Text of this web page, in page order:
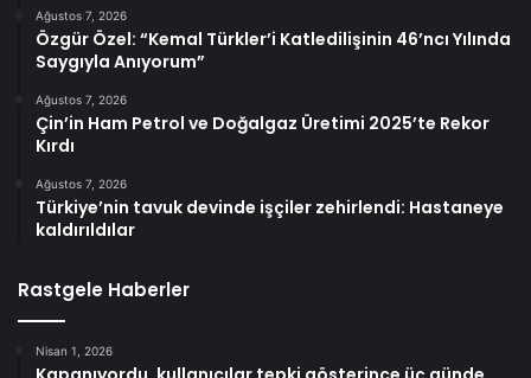
Ağustos 7, 2026
Özgür Özel: “Kemal Türkler’i Katledilişinin 46’ncı Yılında
Saygıyla Anıyorum”
Ağustos 7, 2026
Çin’in Ham Petrol ve Doğalgaz Üretimi 2025’te Rekor
Kırdı
Ağustos 7, 2026
Türkiye’nin tavuk devinde işçiler zehirlendi: Hastaneye
kaldırıldılar
Rastgele Haberler
Nisan 1, 2026